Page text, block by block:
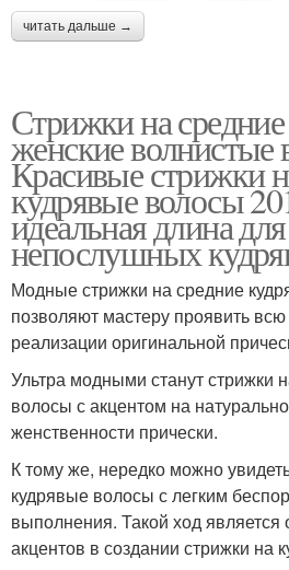
читать дальше →
Стрижки на
женские волнистые
Красивые стрижки
кудрявые волосы
идеальная длина для
непослушных
Модные стрижки на средние
позволяют мастеру проявить
реализации оригинальной
Ультра модными станут стрижки
волосы с акцентом на
женственности прически.
К тому же, нередко можно
кудрявые волосы с легким
выполнения. Такой ход
акцентов в создании стрижки на